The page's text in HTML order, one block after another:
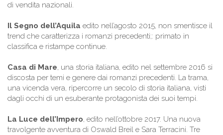
di vendita nazionali.
Il Segno dell’Aquila edito nell’agosto 2015, non smentisce il
trend che caratterizza i romanzi precedenti;: primato in
classifica e ristampe continue.
Casa di Mare, una storia italiana, edito nel settembre 2016 si
discosta per temi e genere dai romanzi precedenti. La trama,
una vicenda vera, ripercorre un secolo di storia italiana, visti
dagli occhi di un esuberante protagonista dei suoi tempi.
La Luce dell’Impero, edito nell’ottobre 2017. Una nuova
travolgente avventura di Oswald Breil e Sara Terracini. Tre